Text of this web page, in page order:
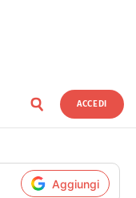
ACCEDI
Aggiungi